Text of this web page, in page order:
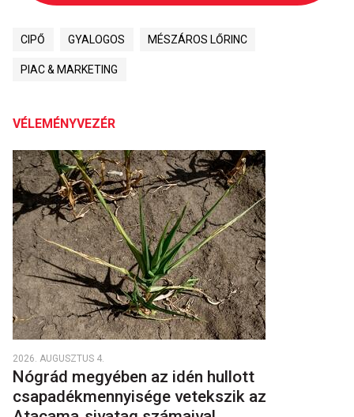
CIPŐ GYALOGOS MÉSZÁROS LŐRINC
PIAC & MARKETING
VÉLEMÉNYVEZÉR
2026. AUGUSZTUS 4.
Nógrád megyében az idén hullott
csapadékmennyisége vetekszik az